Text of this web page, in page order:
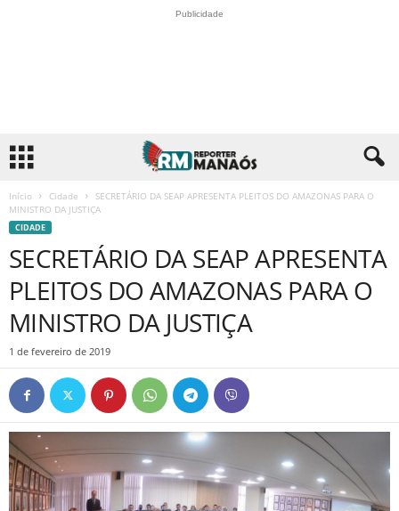
Publicidade
Início Cidade
SECRETÁRIO DA SEAP APRESENTA PLEITOS DO AMAZONAS PARA O
MINISTRO DA JUSTIÇA
CIDADE
SECRETÁRIO DA SEAP APRESENTA
PLEITOS DO AMAZONAS PARA O
MINISTRO DA JUSTIÇA
1 de fevereiro de 2019